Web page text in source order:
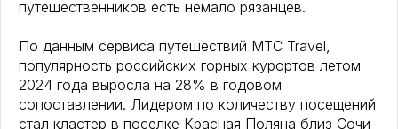
путешественников есть немало рязанцев.
По данным сервиса путешествий МТС Travel,
популярность российских горных курортов летом
2024 года выросла на 28% в годовом
сопоставлении. Лидером по количеству посещений
стал кластер в поселке Красная Поляна близ Сочи